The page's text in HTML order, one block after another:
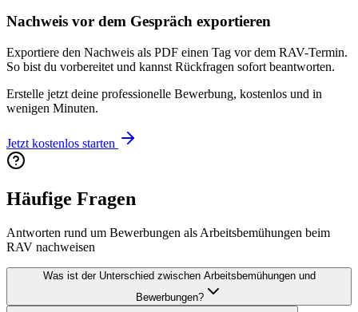
Nachweis vor dem Gespräch exportieren
Exportiere den Nachweis als PDF einen Tag vor dem RAV-Termin.
So bist du vorbereitet und kannst Rückfragen sofort beantworten.
Erstelle jetzt deine professionelle Bewerbung, kostenlos und in
wenigen Minuten.
Jetzt kostenlos starten
Häufige Fragen
Antworten rund um Bewerbungen als Arbeitsbemühungen beim
RAV nachweisen
Was ist der Unterschied zwischen Arbeitsbemühungen und
Bewerbungen?